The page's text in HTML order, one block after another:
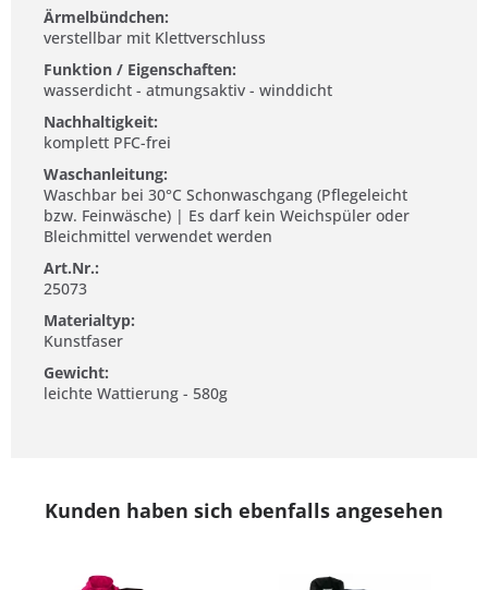
Ärmelbündchen:
verstellbar mit Klettverschluss
Funktion / Eigenschaften:
wasserdicht - atmungsaktiv - winddicht
Nachhaltigkeit:
komplett PFC-frei
Waschanleitung:
Waschbar bei 30°C Schonwaschgang (Pflegeleicht
bzw. Feinwäsche) | Es darf kein Weichspüler oder
Bleichmittel verwendet werden
Art.Nr.:
25073
Materialtyp:
Kunstfaser
Gewicht:
leichte Wattierung - 580g
Kunden haben sich ebenfalls angesehen